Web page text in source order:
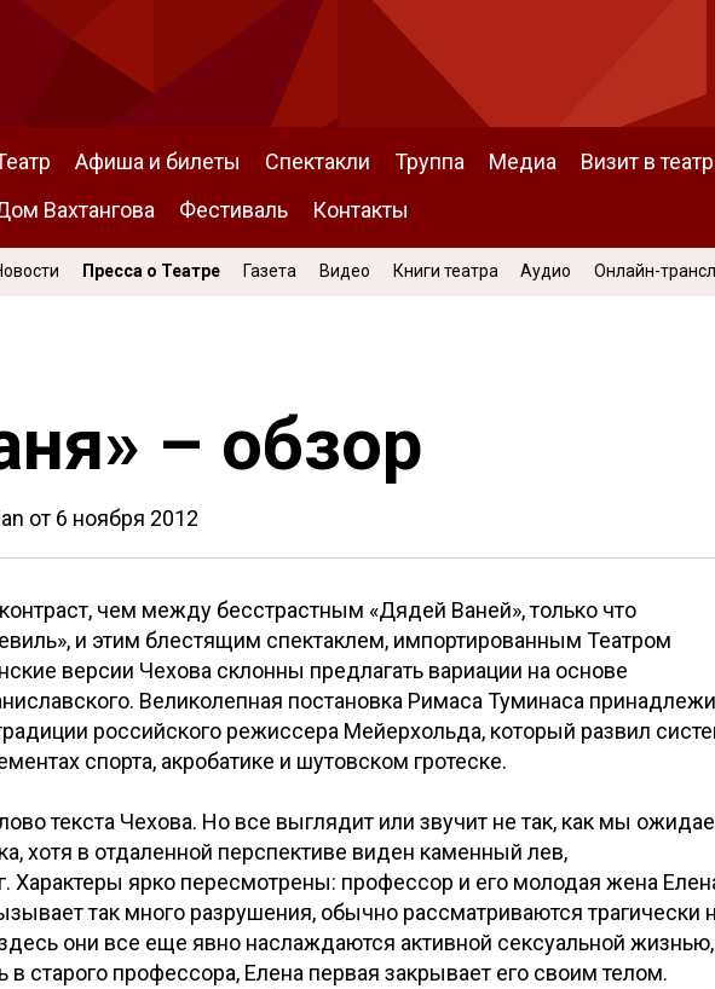
Афиша и билеты Спектакли Труппа Медиа Визит в театр
Вахтангова
Фестиваль Контакты
Пресса о Театре Газета Видео Книги театра Аудио Онлайн-
– обзор
от 6 ноября 2012
чем между бесстрастным «Дядей Ваней», только что
и этим блестящим спектаклем, импортированным Театром
версии Чехова склонны предлагать вариации на основе
Великолепная постановка Римаса Туминаса
российского режиссера Мейерхольда, который развил
спорта, акробатике и шутовском гротеске.
текста Чехова. Но все выглядит или звучит не так, как мы
хотя в отдаленной перспективе виден каменный лев,
Характеры ярко пересмотрены: профессор и его молодая жена
так много разрушения, обычно рассматриваются трагически
они все еще явно наслаждаются активной сексуальной
в старого профессора, Елена первая закрывает его своим телом.